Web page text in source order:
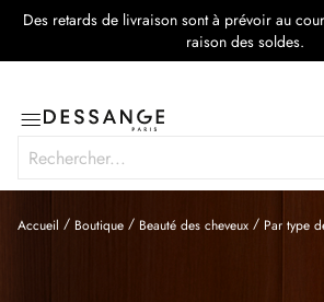
Des retards de livraison sont à prévoir au
raison des soldes.
Basculer
navigation
Rechercher
Accueil Boutique Beauté des cheveux Par type